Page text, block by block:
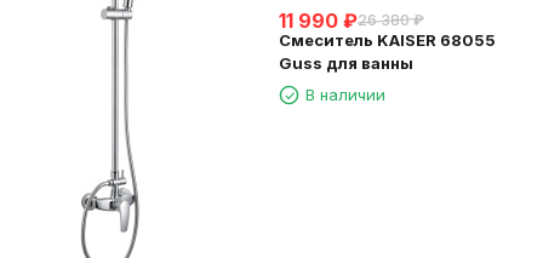
11 990 ₽26 380 ₽
Смеситель KAISER 68055
Guss для ванны
В наличии